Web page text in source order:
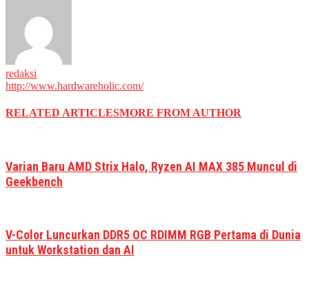
redaksi
http://www.hardwareholic.com/
RELATED ARTICLESMORE FROM AUTHOR
Varian Baru AMD Strix Halo, Ryzen AI MAX 385 Muncul di
Geekbench
V-Color Luncurkan DDR5 OC RDIMM RGB Pertama di Dunia
untuk Workstation dan AI